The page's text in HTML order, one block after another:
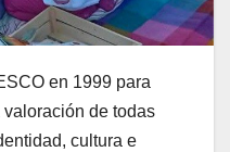
en 1999 para
de todas
cultura e